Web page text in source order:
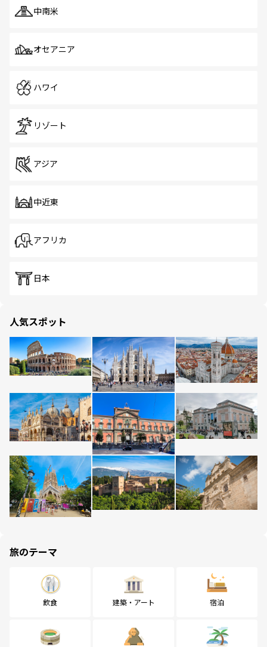
中南米
オセアニア
ハワイ
リゾート
アジア
中近東
アフリカ
日本
人気スポット
旅のテーマ
飲食 建築・アート 宿泊